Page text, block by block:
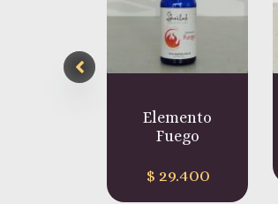
Lunas de Aire